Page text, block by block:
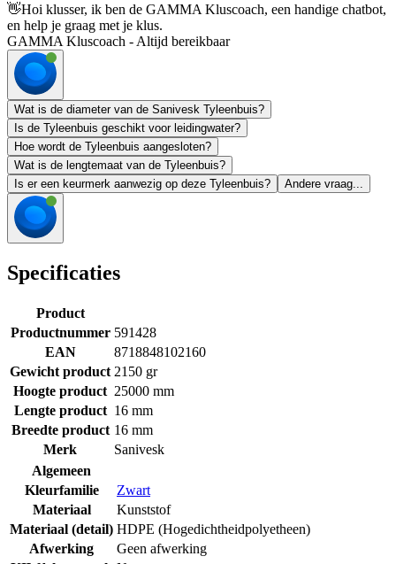
👋Hoi klusser, ik ben de GAMMA Kluscoach, een handige chatbot,
en help je graag met je klus.
GAMMA Kluscoach - Altijd bereikbaar
Wat is de diameter van de Sanivesk Tyleenbuis?
Is de Tyleenbuis geschikt voor leidingwater?
Hoe wordt de Tyleenbuis aangesloten?
Wat is de lengtemaat van de Tyleenbuis?
Is er een keurmerk aanwezig op deze Tyleenbuis?
Andere vraag...
Specificaties
Product
Productnummer 591428
EAN
8718848102160
Gewicht product 2150 gr
Hoogte product 25000 mm
Lengte product 16 mm
Breedte product 16 mm
Merk
Sanivesk
Algemeen
Kleurfamilie
Zwart
Materiaal
Kunststof
Materiaal (detail) HDPE (Hogedichtheidpolyetheen)
Afwerking
Geen afwerking